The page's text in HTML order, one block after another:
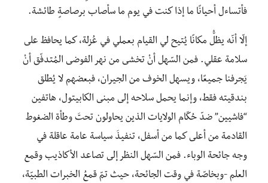
فأتساءل أحيانًا ما إذا كنت في يوم ما سأصاب برصاصةٍ طائشة.
إلّا أنّه يظلُّ مكانًا يُتيح لي القيام بعملي في عُزلة، كما يحافظ على
سلامة عقلي. فمن السّهل أنْ تخشى من نهر الفوضى المُتدفّق أنْ
يَجرفنا جميعًا، ويسهل الخوف من الجيران، فبعضهم لا يُطلق
بندقيته فقط، وإنما يحمل سلاحه إلى مبنى الكابيتول، هاتفين
“فاشيين” ضدّ حُكّام الولايات الذين يحاولون تحتَ وطأة الضغوط
القادمة من أعلى كما من أسفل، تنفيذَ سياسة عامة عاقلة في
وجه جائحة الوباء. فمن السّهل النظر إلى تصاعد الأكاذيب وقمع
العلم -وبخاصّة في وقت الجائحة، حيث تمّ قمعُ الخبرات الطبيّة،